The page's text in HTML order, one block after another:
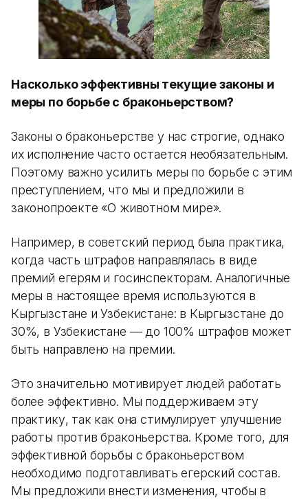
Насколько эффективны текущие законы и
меры по борьбе с браконьерством?
Законы о браконьерстве у нас строгие, однако
их исполнение часто остается необязательным.
Поэтому важно усилить меры по борьбе с этим
преступлением, что мы и предложили в
законопроекте «О животном мире».
Например, в советский период была практика,
когда часть штрафов направлялась в виде
премий егерям и госинспекторам. Аналогичные
меры в настоящее время используются в
Кыргызстане и Узбекистане: в Кыргызстане до
30%, в Узбекистане — до 100% штрафов может
быть направлено на премии.
Это значительно мотивирует людей работать
более эффективно. Мы поддерживаем эту
практику, так как она стимулирует улучшение
работы против браконьерства. Кроме того, для
эффективной борьбы с браконьерством
необходимо подготавливать егерский состав.
Мы предложили внести изменения, чтобы в